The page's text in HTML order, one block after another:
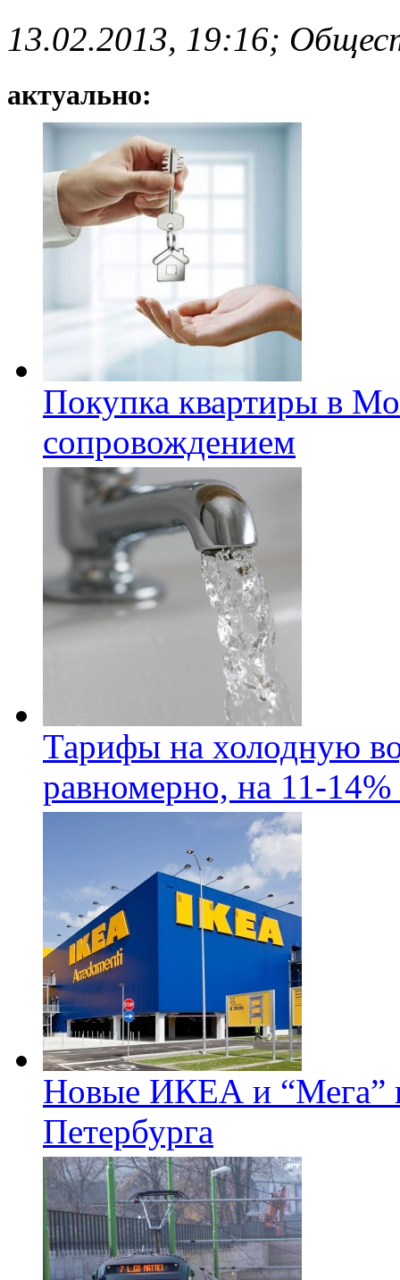
13.02.2013, 19:16;
актуально:
Покупка квартиры в
сопровождением
Тарифы на холодную
равномерно, на 11-14%
Новые ИКЕА и “Мега”
Петербурга